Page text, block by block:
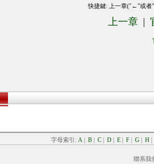
快捷鍵: 上一章("←"或
上一章 |
字母索引: A B C D E F G H
聯系我